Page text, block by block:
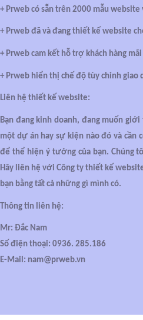
+ Prweb có sẵn trên 2000 mẫu
+ Prweb đã và đang thiết kế website
+ Prweb cam kết hỗ trợ khách hàng mãi
+ Prweb hiển thị chế độ tùy chỉnh giao
Liên hệ thiết kế website:
Bạn đang kinh doanh, đang muốn
một dự án hay sự kiện nào đó và cần
để thể hiện ý tưởng của bạn. Chúng
Hãy liên hệ với Công ty thiết kế
bạn bằng tất cả những gì mình có.
Thông tin liên hệ:
Mr: Đắc Nam
Số điện thoại: 0936. 285.186
E-Mail: nam@prweb.vn